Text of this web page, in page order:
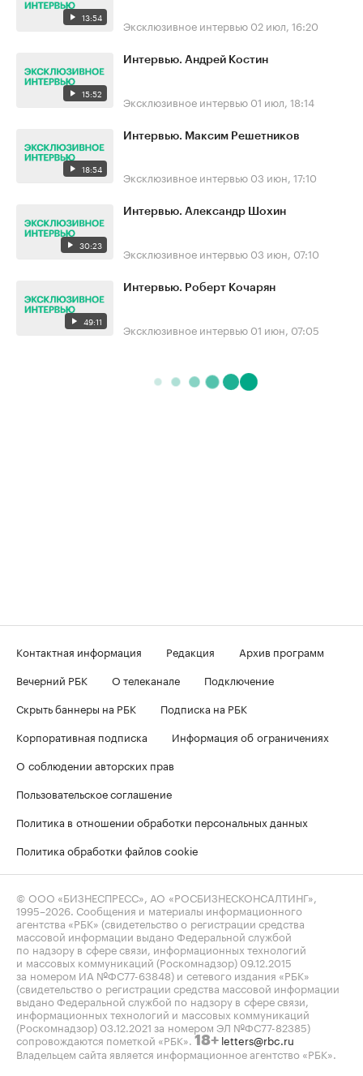
13:54 Эксклюзивное интервью 02 июл, 16:20
15:52
Интервью. Андрей Костин
Эксклюзивное интервью 01 июл, 18:14
18:54
Интервью. Максим Решетников
Эксклюзивное интервью 03 июн, 17:10
30:23
Интервью. Александр Шохин
Эксклюзивное интервью 03 июн, 07:10
49:11
Интервью. Роберт Кочарян
Эксклюзивное интервью 01 июн, 07:05
Контактная информация Редакция
Архив программ
Вечерний РБК
О телеканале
Подключение
Скрыть баннеры на РБК
Подписка на РБК
Корпоративная подписка
Информация об ограничениях
О соблюдении авторских прав
Пользовательское соглашение
Политика в отношении обработки персональных данных
Политика обработки файлов cookie
© ООО «БИЗНЕСПРЕСС», АО «РОСБИЗНЕСКОНСАЛТИНГ»,
1995–2026 . Сообщения и материалы информационного
агентства «РБК» (свидетельство о регистрации средства
массовой информации выдано Федеральной службой
по надзору в сфере связи, информационных технологий
и массовых коммуникаций (Роскомнадзор) 09.12.2015
за номером ИА №ФС77-63848) и сетевого издания «РБК»
(свидетельство о регистрации средства массовой информации
выдано Федеральной службой по надзору в сфере связи,
информационных технологий и массовых коммуникаций
(Роскомнадзор) 03.12.2021 за номером ЭЛ №ФС77-82385)
сопровождаются пометкой «РБК». 18+ letters@rbc.ru
Владельцем сайта является информационное агентство «РБК».